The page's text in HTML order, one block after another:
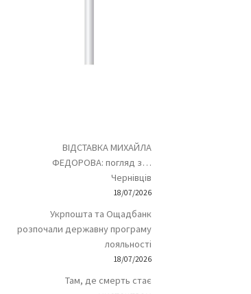
ВІДСТАВКА МИХАЙЛА
ФЕДОРОВА: погляд з…
Чернівців
18/07/2026
Укрпошта та Ощадбанк
розпочали державну програму
лояльності
18/07/2026
Там, де смерть стає